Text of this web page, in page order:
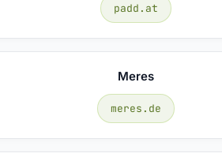
padd.at
Meres
meres.de